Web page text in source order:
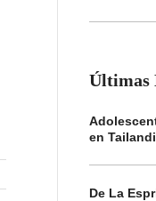
Últimas
en
De La